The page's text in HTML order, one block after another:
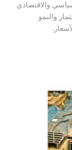
والاقتصادي
والنمو